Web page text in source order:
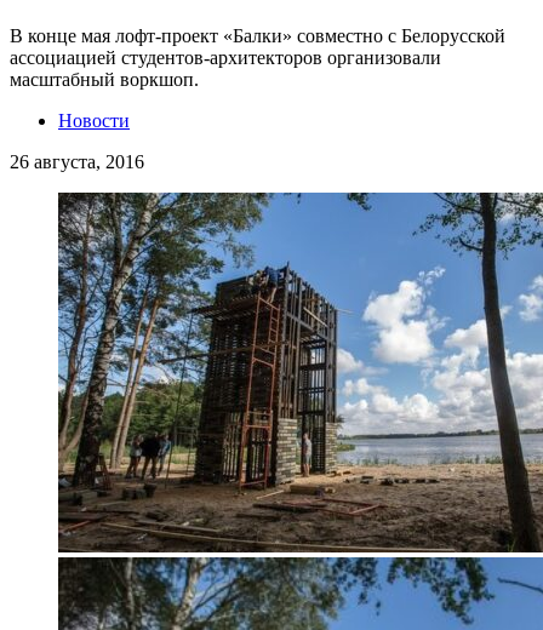
В конце мая лофт-проект «Балки» совместно с Белорусской
ассоциацией студентов-архитекторов организовали
масштабный воркшоп.
Новости
26 августа, 2016